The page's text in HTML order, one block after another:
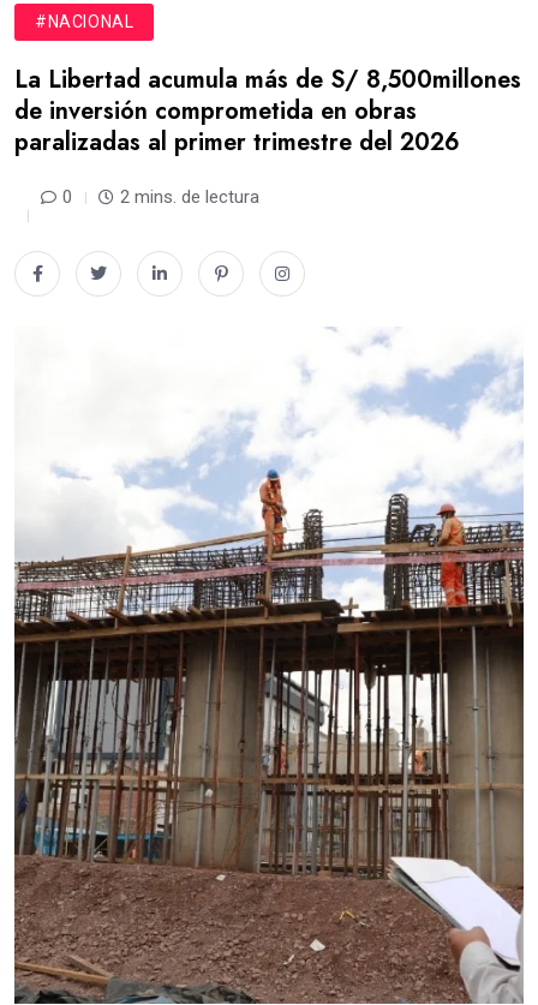
#NACIONAL
La Libertad acumula más de S/ 8,500millones
de inversión comprometida en obras
paralizadas al primer trimestre del 2026
0 2 mins. de lectura